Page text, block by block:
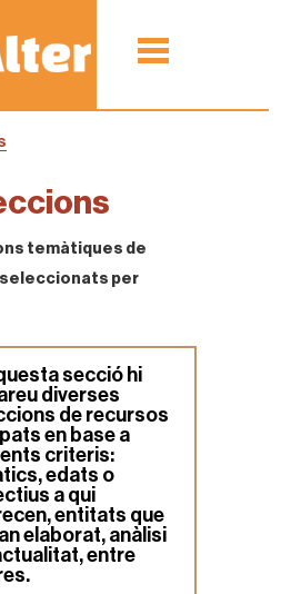
temàtiques de
per
secció hi
diverses
de recursos
en base a
criteris:
edats o
a qui
entitats que
elaborat, anàlisi
entre